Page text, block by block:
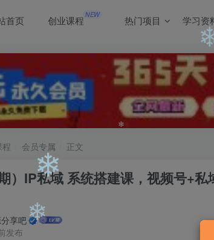
首页 创业课程 NEW 热门项目 学习资
会员专属 正文
期）IP私域 系统搭建课，视频号+
享吧
发布
❄